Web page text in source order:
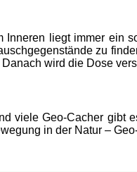
liegt immer
zu
wird die Dose
viele Geo-Cacher
in der Natur –